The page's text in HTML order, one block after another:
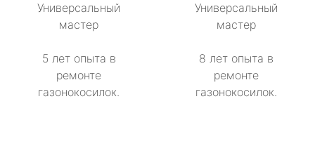
Универсальный
мастер
5 лет опыта в
ремонте
газонокосилок.
Универсальный
мастер
8 лет опыта в
ремонте
газонокосилок.